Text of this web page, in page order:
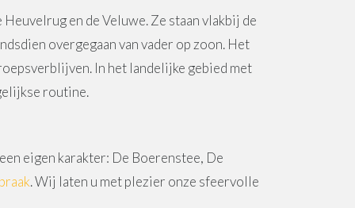
en de Veluwe. Ze staan vlakbij de
overgegaan van vader op zoon. Het
In het landelijke gebied met
routine.
eigen karakter: De Boerenstee, De
. Wij laten u met plezier onze sfeervolle